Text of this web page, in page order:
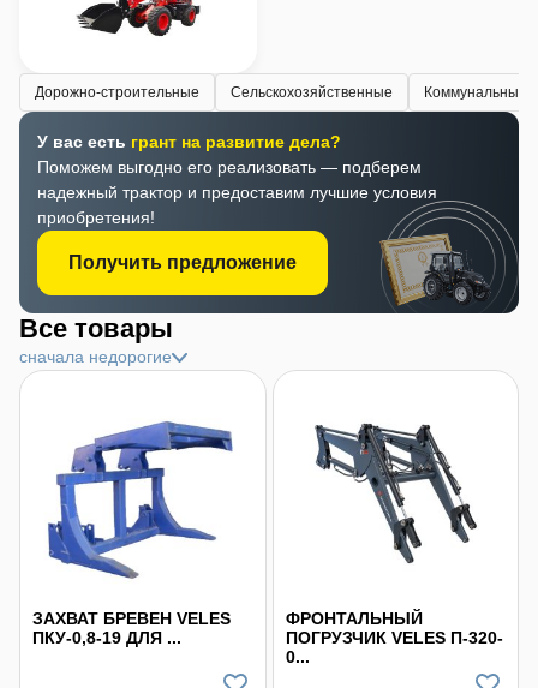
Дорожно-строительные Сельскохозяйственные Коммунальные
У вас есть грант на развитие дела?
Поможем выгодно его реализовать — подберем
надежный трактор и предоставим лучшие условия
приобретения!
Получить предложение
Все товары
сначала недорогие
ЗАХВАТ БРЕВЕН VELES
ПКУ-0,8-19 ДЛЯ ...
ФРОНТАЛЬНЫЙ
ПОГРУЗЧИК VELES П-320-
0...